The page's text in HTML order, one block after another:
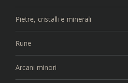
Pietre, cristalli e minerali
Rune
Arcani minori